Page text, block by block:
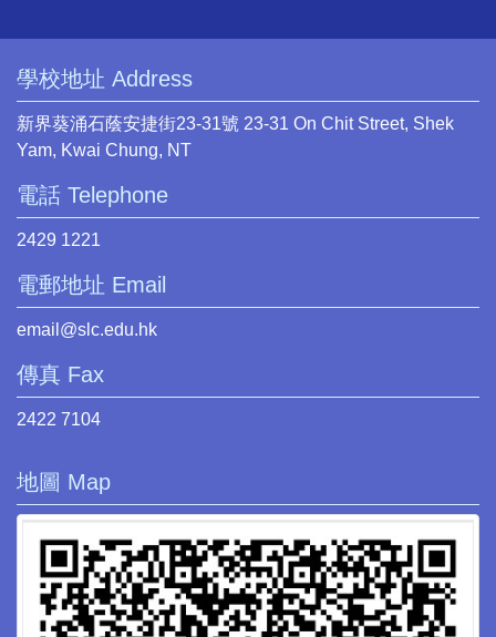
學校地址 Address
新界葵涌石蔭安捷街23-31號 23-31 On Chit Street, Shek
Yam, Kwai Chung, NT
電話 Telephone
2429 1221
電郵地址 Email
email@slc.edu.hk
傳真 Fax
2422 7104
地圖 Map